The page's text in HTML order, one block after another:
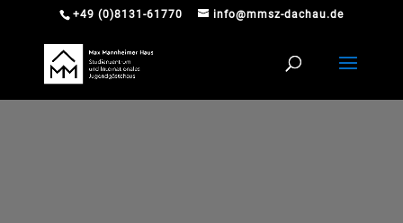
+49 (0)8131-61770 info@mmsz-dachau.de